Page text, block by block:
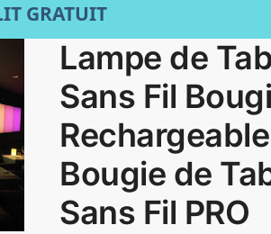
GRATUIT
Lampe de
Sans Fil
Bougie de
Sans Fil PRO